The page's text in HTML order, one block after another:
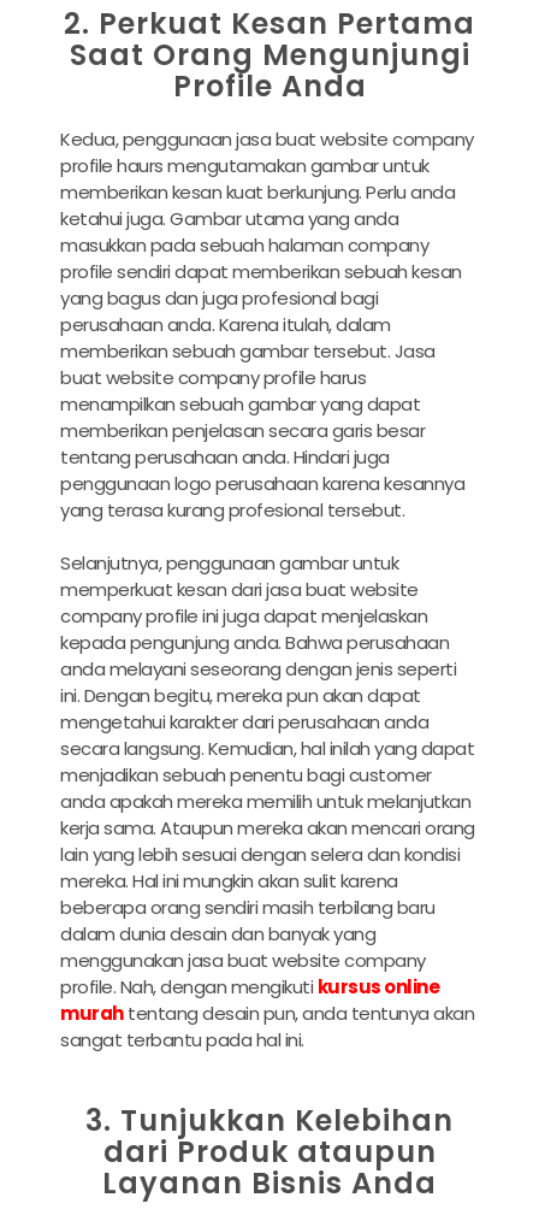
2. Perkuat Kesan Pertama
Saat Orang Mengunjungi
Profile Anda
Kedua, penggunaanjasa buat website company
profile haurs mengutamakangambar untuk
memberikan kesan kuat berkunjung. Perlu anda
ketahui juga. Gambar utama yang anda
masukkan pada sebuah halaman company
profile sendiri dapat memberikan sebuah kesan
yang bagus dan juga profesional bagi
perusahaan anda. Karena itulah, dalam
memberikan sebuah gambar tersebut.Jasa
buat website company profile harus
menampilkan sebuah gambar yang dapat
memberikan penjelasan secara garis besar
tentang perusahaan anda. Hindari juga
penggunaan logo perusahaan karena kesannya
yang terasa kurang profesional tersebut.
Selanjutnya, penggunaan gambar untuk
memperkuat kesan darijasa buat website
company profileini juga dapat menjelaskan
kepada pengunjung anda. Bahwa perusahaan
anda melayani seseorang dengan jenis seperti
ini. Dengan begitu, mereka pun akan dapat
mengetahui karakter dari perusahaan anda
secara langsung. Kemudian, hal inilah yang dapat
menjadikan sebuah penentu bagi customer
anda apakah mereka memilih untuk melanjutkan
kerja sama. Ataupun mereka akan mencari orang
lain yang lebih sesuai dengan selera dan kondisi
mereka. Hal ini mungkin akan sulit karena
beberapa orang sendiri masih terbilang baru
dalam dunia desain dan banyak yang
menggunakanjasa buat website company
profile. Nah, dengan mengikuti kursus online
murah tentang desain pun, anda tentunya akan
sangat terbantu pada hal ini.
3. Tunjukkan Kelebihan
dari Produk ataupun
Layanan Bisnis Anda